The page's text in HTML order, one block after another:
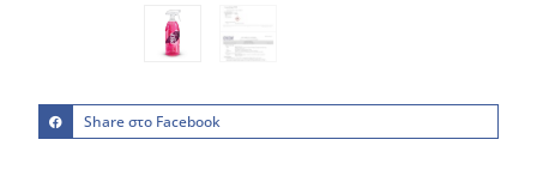
Share στο Facebook